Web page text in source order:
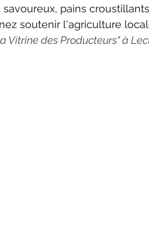
pains
soutenir l'agriculture
Vitrine des Producteurs" à